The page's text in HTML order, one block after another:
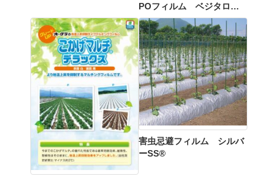
POフィルム ベジタロン®
アナトン®
害虫忌避フィルム シルバ
ーSS®